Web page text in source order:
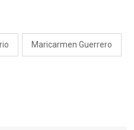
Maricarmen Guerrero